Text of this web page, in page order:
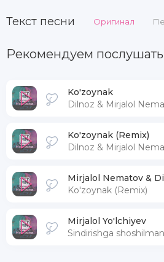
Текст песни Оригинал
Рекомендуем послушать
Ko'zoynak
Dilnoz & Mirjalol
Ko'zoynak (Remix)
Dilnoz & Mirjalol
Mirjalol Nematov &
Ko'zoynak (Remix)
Mirjalol Yo'lchiyev
Sindirishga